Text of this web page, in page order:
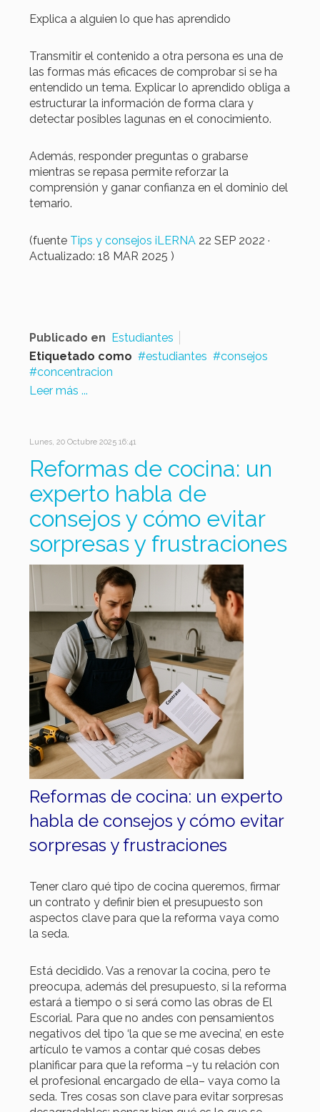
Explica a alguien lo que has aprendido
Transmitir el contenido a otra persona es una de
las formas más eficaces de comprobar si se ha
entendido un tema. Explicar lo aprendido obliga a
estructurar la información de forma clara y
detectar posibles lagunas en el conocimiento.
Además, responder preguntas o grabarse
mientras se repasa permite reforzar la
comprensión y ganar confianza en el dominio del
temario.
(fuente Tips y consejos iLERNA 22 SEP 2022 ·
Actualizado: 18 MAR 2025 )
Publicado en Estudiantes
Etiquetado como
estudiantes
consejos
concentracion
Leer más ...
Lunes, 20 Octubre 2025 16:41
Reformas de cocina: un
experto habla de
consejos y cómo evitar
sorpresas y frustraciones
Reformas de cocina: un experto
habla de consejos y cómo evitar
sorpresas y frustraciones
Tener claro qué tipo de cocina queremos, firmar
un contrato y definir bien el presupuesto son
aspectos clave para que la reforma vaya como
la seda.
Está decidido. Vas a renovar la cocina, pero te
preocupa, además del presupuesto, si la reforma
estará a tiempo o si será como las obras de El
Escorial. Para que no andes con pensamientos
negativos del tipo ‘la que se me avecina’, en este
artículo te vamos a contar qué cosas debes
planificar para que la reforma –y tu relación con
el profesional encargado de ella– vaya como la
seda. Tres cosas son clave para evitar sorpresas